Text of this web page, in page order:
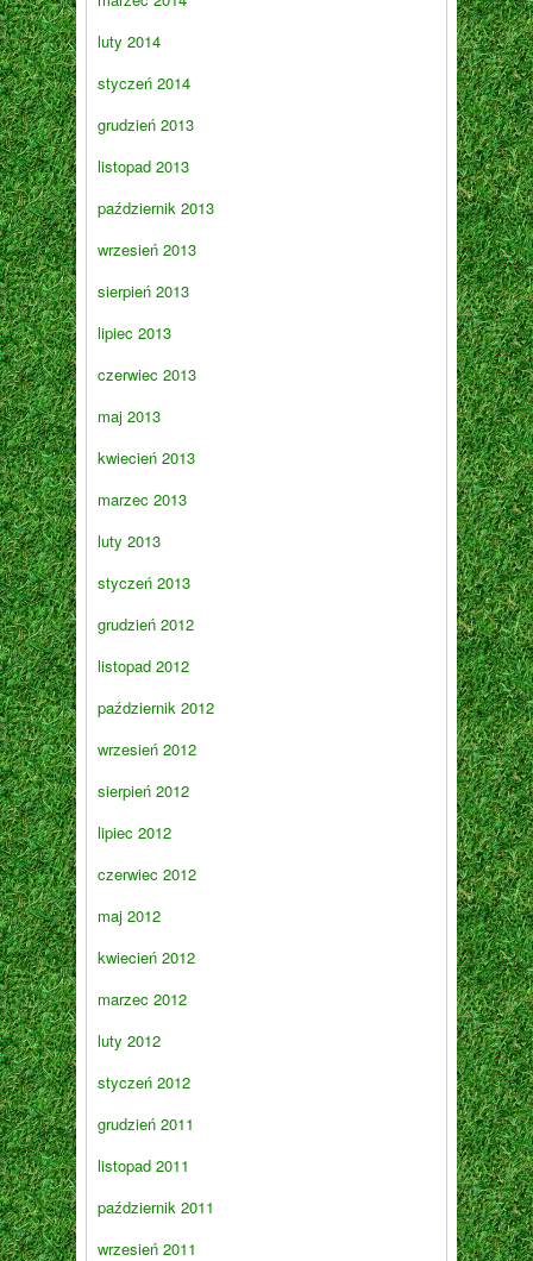
luty 2014
styczeń 2014
grudzień 2013
listopad 2013
październik 2013
wrzesień 2013
sierpień 2013
lipiec 2013
czerwiec 2013
maj 2013
kwiecień 2013
marzec 2013
luty 2013
styczeń 2013
grudzień 2012
listopad 2012
październik 2012
wrzesień 2012
sierpień 2012
lipiec 2012
czerwiec 2012
maj 2012
kwiecień 2012
marzec 2012
luty 2012
styczeń 2012
grudzień 2011
listopad 2011
październik 2011
wrzesień 2011